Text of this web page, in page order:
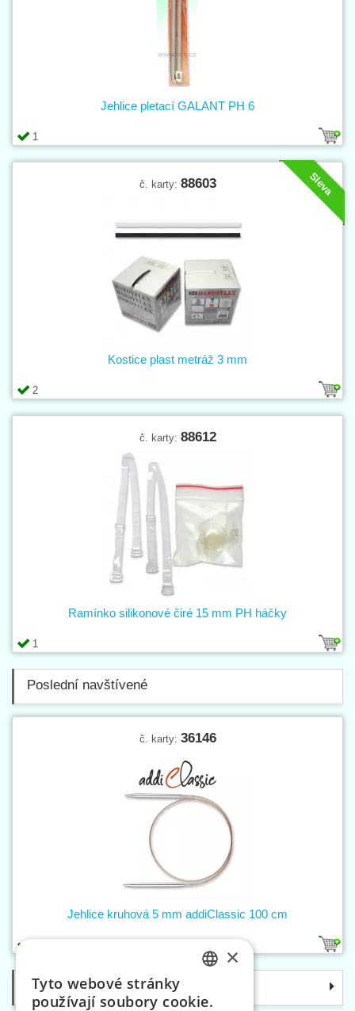
1
Jehlice pletací GALANT PH 6
Sleva
č. karty: 88603
2
Kostice plast metráž 3 mm
č. karty: 88612
1
Ramínko silikonové čiré 15 mm PH háčky
Poslední navštívené
č. karty: 36146
Jehlice kruhová 5 mm addiClassic 100 cm
Kategorie
×
Tyto webové stránky
používají soubory cookie.